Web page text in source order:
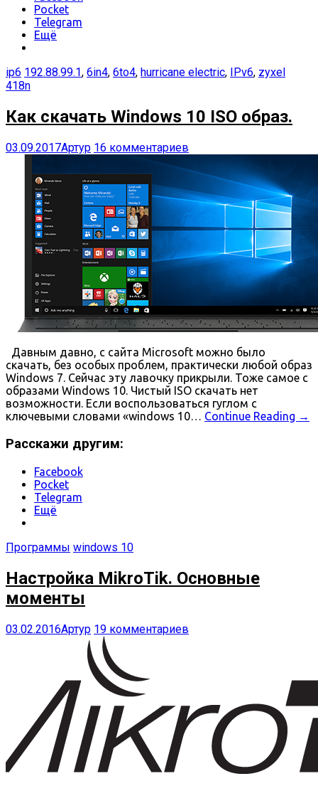
Pocket
Telegram
Ещё
ip6 192.88.99.1, 6in4, 6to4, hurricane electric, IPv6, zyxel
418n
Как скачать Windows 10 ISO образ.
03.09.2017Артур 16 комментариев
Давным давно, с сайта Microsoft можно было
скачать, без особых проблем, практически любой образ
Windows 7. Сейчас эту лавочку прикрыли. Тоже самое с
образами Windows 10. Чистый ISO скачать нет
возможности. Если воспользоваться гуглом с
ключевыми словами «windows 10… Continue Reading →
Расскажи другим:
Facebook
Pocket
Telegram
Ещё
Программы windows 10
Настройка MikroTik. Основные
моменты
03.02.2016Артур 19 комментариев